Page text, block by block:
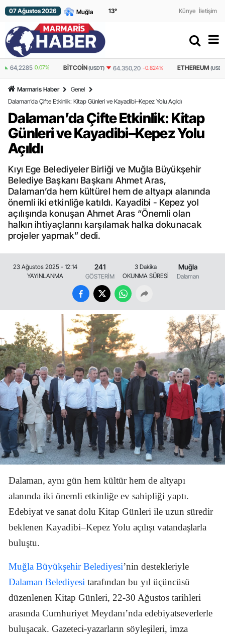
07 Ağustos 2026 13° Künye İletişim
BITCOIN(USDT) 64.350,20 -0.824% ETHEREUM(USDT) 1.906,83 -0.348%
Marmaris Haber
Genel
Dalaman’da Çifte Etkinlik: Kitap Günleri ve Kayadibi–Kepez Yolu Açıldı
Dalaman’da Çifte Etkinlik: Kitap
Günleri ve Kayadibi–Kepez Yolu
Açıldı
Kıyı Ege Belediyeler Birliği ve Muğla Büyükşehir
Belediye Başkanı Başkanı Ahmet Aras,
Dalaman’da hem kültürel hem de altyapı alanında
önemli iki etkinliğe katıldı. Kayadibi - Kepez yol
açılışında konuşan Ahmet Aras “Önemli olan
halkın ihtiyaçlarını karşılamak halka dokunacak
projeler yapmak” dedi.
23 Ağustos 2025 - 12:14
YAYINLANMA
241
GÖSTERİM
3 Dakika
OKUNMA SÜRESİ
Muğla
Dalaman
Dalaman, aynı gün hem kültür hem de altyapı
alanında iki önemli etkinliğe ev sahipliği yaptı.
Edebiyat ve sanat dolu Kitap Günleri ile uzun süredir
beklenen Kayadibi–Kepez Yolu açılışı vatandaşlarla
buluştu.
Muğla Büyükşehir Belediyesi’nin destekleriyle
Dalaman Belediyesi tarafından bu yıl üçüncüsü
düzenlenen Kitap Günleri, 22-30 Ağustos tarihleri
arasında Cumhuriyet Meydanı’nda edebiyatseverlerle
buluşacak. Gazeteci-yazarların söyleşileri, imza